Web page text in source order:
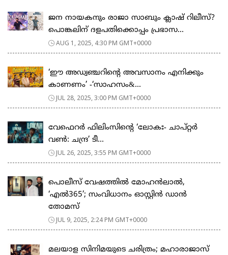
ജന നായകനും രാജാ സാബും ക്ലാഷ് റിലീസ്?
പൊങ്കലിന് ദളപതിക്കൊപ്പം പ്രഭാസ...
AUG 1, 2025, 4:30 PM GMT+0000
‘ഈ അഡ്വഞ്ചറിന്‍റെ അവസാനം എനിക്കും
കാണണം’ -‘സാഹസം&...
JUL 28, 2025, 3:00 PM GMT+0000
വേഫെറര്‍ ഫിലിംസിന്റെ ‘ലോകഃ- ചാപ്റ്റര്‍
വണ്‍: ചന്ദ്ര’ ടീ...
JUL 26, 2025, 3:55 PM GMT+0000
പൊലീസ് വേഷത്തില്‍ മോഹന്‍ലാല്‍,
‘എൽ365’; സംവിധാനം ഓസ്റ്റിൻ ഡാൻ
തോമസ്
JUL 9, 2025, 2:24 PM GMT+0000
മലയാള സിനിമയുടെ ചരിത്രം; മഹാരാജാസ്